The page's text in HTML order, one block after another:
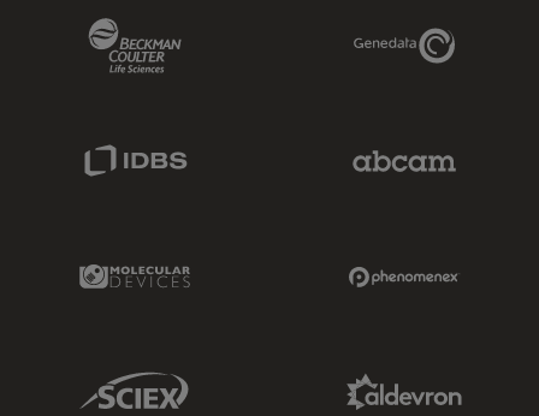
Genedata Link
Molecular Devices Link
Sciex Link